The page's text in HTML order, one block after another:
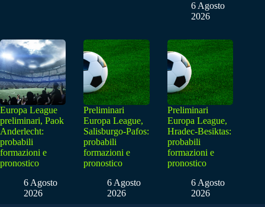
6 Agosto
2026
Europa League
preliminari, Paok
Anderlecht:
probabili
formazioni e
pronostico
6 Agosto
2026
Preliminari
Europa League,
Salisburgo-Pafos:
probabili
formazioni e
pronostico
6 Agosto
2026
Preliminari
Europa League,
Hradec-Besiktas:
probabili
formazioni e
pronostico
6 Agosto
2026